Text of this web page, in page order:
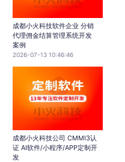
成都小火科技软件企业 分销
代理佣金结算管理系统开发
案例
2026-07-13 10:46:46
成都小火科技公司 CMMI3认
证 AI软件/小程序/APP定制开
发